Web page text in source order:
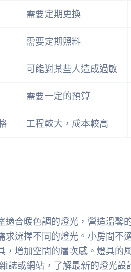
需要定期更換
需要定期照料
可能對某些人造成過敏
需要一定的預算
工程較大，成本較高
合暖色調的燈光，營造溫馨
選擇不同的燈光。小房間不
增加空間的層次感。燈具的
誌或網站，了解最新的燈光設